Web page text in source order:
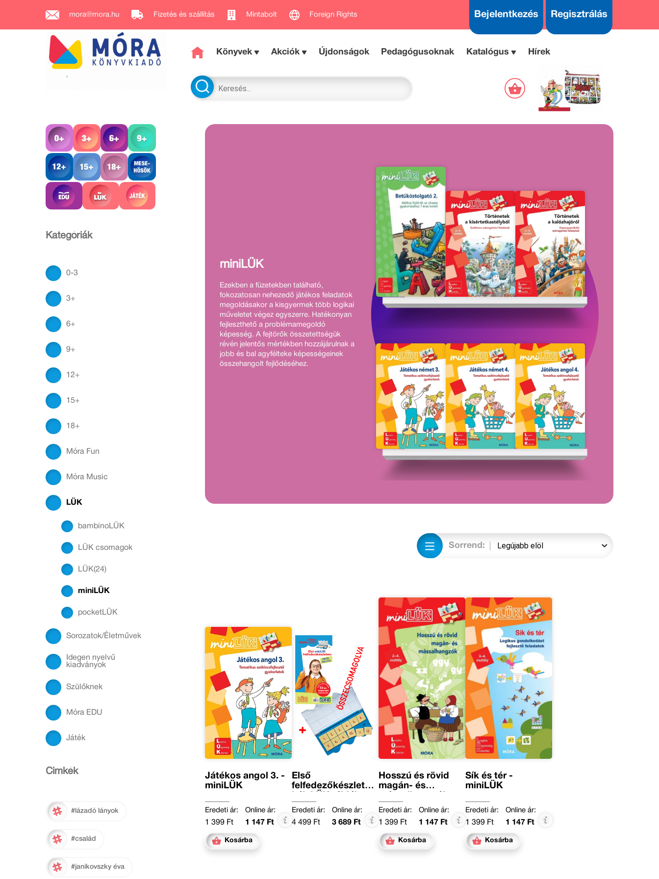
mora@mora.hu Fizetés és szállítás Mintabolt Foreign Rights Bejelentkezés Regisztrálás
Könyvek Akciók Újdonságok Pedagógusoknak Katalógus Hírek
Kategóriák
0-3
3+
6+
9+
12+
15+
18+
Móra Fun
Móra Music
LÜK
bambinoLÜK
LÜK csomagok
LÜK(24)
miniLÜK
pocketLÜK
Sorozatok/Életművek
Idegen nyelvű
kiadványok
Szülőknek
Móra EDU
Játék
Cimkék
#lázadó lányok
#család
#janikovszky éva
miniLÜK
Ezekben a füzetekben található,
fokozatosan nehezedő játékos feladatok
megoldásakor a kisgyermek több logikai
műveletet végez egyszerre. Hatékonyan
fejleszthető a problémamegoldó
képesség. A fejtörők összetettségük
révén jelentős mértékben hozzájárulnak a
jobb és bal agyfélteke képességeinek
összehangolt fejlődéséhez.
Sorrend:
Játékos angol 3. -
miniLÜK
Eredeti ár:
1 399 Ft
Online ár:
1 147 Ft
Kosárba
Első
felfedezőkészletem
Eredeti ár:
4 499 Ft
Online ár:
3 689 Ft
Hosszú és rövid
magán- és
miniLÜK
Eredeti ár:
1 399 Ft
Online ár:
1 147 Ft
Kosárba
Sík és tér -
miniLÜK
Eredeti ár:
1 399 Ft
Online ár:
1 147 Ft
Kosárba